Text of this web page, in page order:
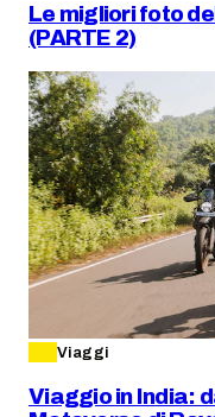
Le migliori foto
(PARTE 2)
Viaggi
Viaggio in India: